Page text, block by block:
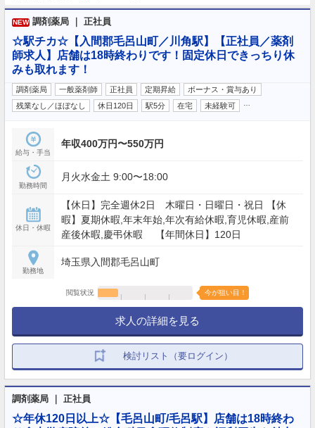
NEW 調剤薬局 ｜ 正社員
☆駅チカ☆【入間郡毛呂山町／川角駅】【正社員／薬剤
師求人】店舗は18時終わりです！固定休日できっちり休
みも取れます！
調剤薬局 一般薬剤師 正社員 定期昇給
ボーナス・賞与あり
残業なし／ほぼなし
休日120日 駅5分 在宅 未経験可
給与・手当
年収400万円〜550万円
勤務時間
月火水金土 9:00〜18:00
休日・休暇
【休日】完全週休2日 木曜日・日曜日・祝日 【休
暇】夏期休暇,年末年始,年次有給休暇,育児休暇,産前
産後休暇,慶弔休暇 【年間休日】120日
勤務地
埼玉県入間郡毛呂山町
閲覧状況 今が狙い目！
求人の詳細を見る
検討リスト（要ログイン）
調剤薬局 ｜ 正社員
☆年休120日以上☆【毛呂山町/毛呂駅】店舗は18時終わ